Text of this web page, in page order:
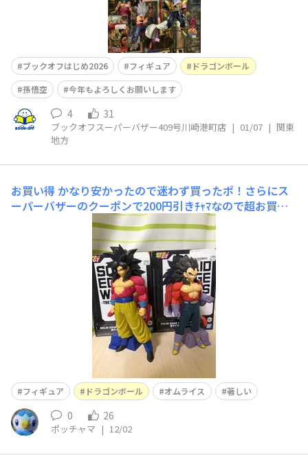
ブックオフはじめ2026 フィギュア
ドラゴンボール
孫悟空
今年もよろしくお願いします
4 31
ブックオフスーパーバザー409号川崎港町店 | 01/07 | 関東
地方
お買い得 かなり安かったので迷わず買ったポ！さらにス
ーパーバザーのクーポンで200円引きﾁｬﾏなので超お買い
得ﾁｬﾏね。悟空は上目線なのにベジータが下目線なのが気
になるのが少しだけ残念ポね。🍅🍳🍚
フィギュア ドラゴンボール オムライス 著しい
0 26
ポッチャマ | 12/02